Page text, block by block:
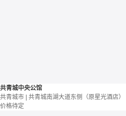
共青城中央公馆
共青城市 | 共青城南湖大道东侧（原星光酒店）
价格待定